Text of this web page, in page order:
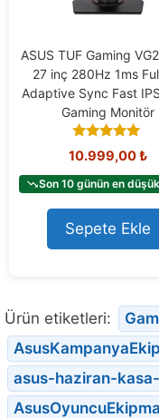
ASUS TUF Gaming
27 inç 280Hz 1ms
Adaptive Sync Fast
Gaming Monitör
5.00
out of 5
10.999,00₺
Son 10 günün en
Sepete Ekle
Ürün etiketleri:
asus-haziran-